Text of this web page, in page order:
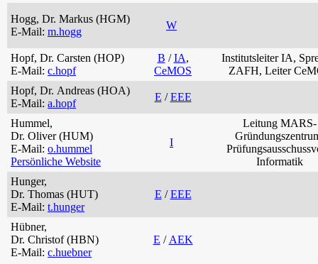
Hogg, Dr. Markus (HGM)
E-Mail: m.hogg
W
Hopf, Dr. Carsten (HOP)
E-Mail: c.hopf
B /IA,
CeMOS
Institutsleiter IA,
ZAFH, Leiter
Hopf, Dr. Andreas (HOA)
E-Mail: a.hopf
E /EEE
Hummel,
Dr. Oliver (HUM)
E-Mail: o.hummel
Persönliche Website
I
Leitung MARS-
Informatik
Hunger,
Dr. Thomas (HUT)
E-Mail: t.hunger
E /EEE
Hübner,
Dr. Christof (HBN)
E-Mail: c.huebner
E / AEK